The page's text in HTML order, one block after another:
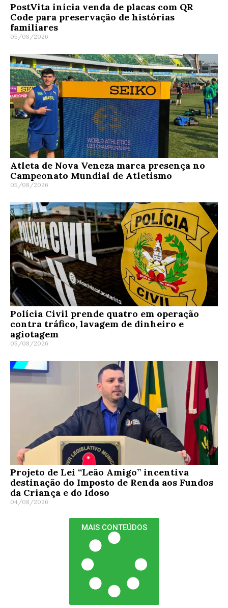
PostVita inicia venda de placas com QR
Code para preservação de histórias
familiares
05/08/2026
Atleta de Nova Veneza marca presença no
Campeonato Mundial de Atletismo
05/08/2026
Polícia Civil prende quatro em operação
contra tráfico, lavagem de dinheiro e
agiotagem
05/08/2026
Projeto de Lei “Leão Amigo” incentiva
destinação do Imposto de Renda aos Fundos
da Criança e do Idoso
04/08/2026
MAIS CONTEÚDOS